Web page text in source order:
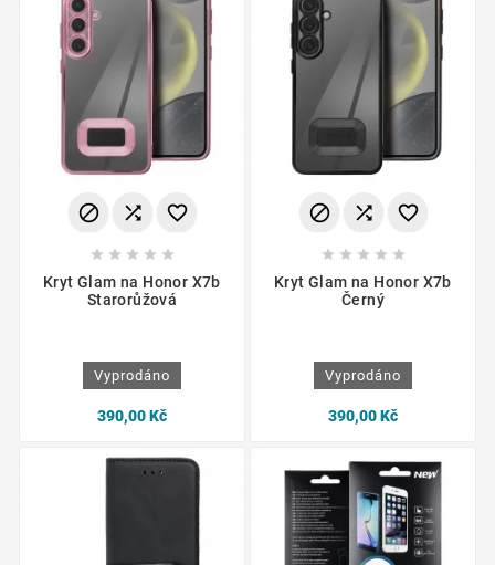
  
    
Kryt Glam na Honor X7b
Starorůžová
Vyprodáno
390,00 Kč
  
    
Kryt Glam na Honor X7b
Černý
Vyprodáno
390,00 Kč